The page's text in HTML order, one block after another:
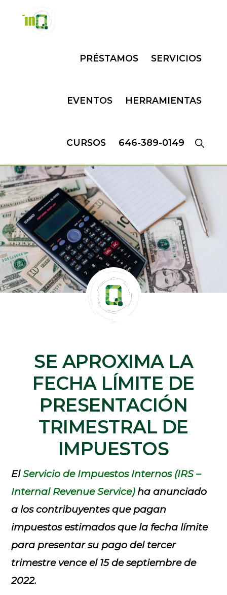
PRÉSTAMOS SERVICIOS
EVENTOS HERRAMIENTAS
CURSOS 646-389-0149
SE APROXIMA LA
FECHA LÍMITE DE
PRESENTACIÓN
TRIMESTRAL DE
IMPUESTOS
ElServicio de Impuestos Internos (IRS –
Internal Revenue Service)ha anunciado
a los contribuyentes que pagan
impuestos estimados que la fecha límite
para presentar su pago del tercer
trimestre vence el 15 de septiembre de
2022.